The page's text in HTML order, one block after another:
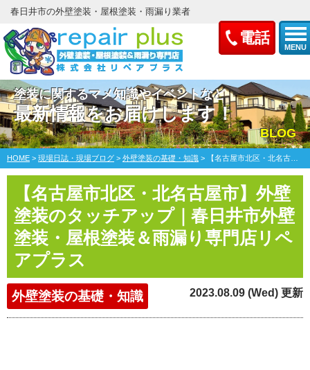
電話
MENU
春日井市の外壁塗装・屋根塗装・雨漏り業者
塗装に関するマメ知識やイベントなど
最新情報をお届けします！
BLOG
HOME > 現場日誌・現場ブログ > 外壁塗装の基礎・知識 > 【名古屋市北区・北名古屋市】外壁塗装のタッチアップ｜春日井市外壁塗装・屋根塗装＆雨漏り専門店リペアプラス
【名古屋市北区・北名古屋市】外壁
塗装のタッチアップ｜春日井市外壁
塗装・屋根塗装＆雨漏り専門店リペ
アプラス
外壁塗装の基礎・知識 2023.08.09 (Wed) 更新